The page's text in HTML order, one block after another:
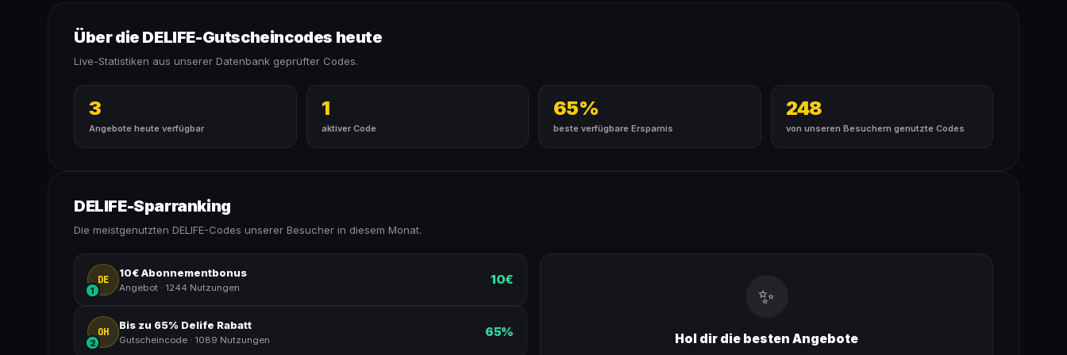
Über die DELIFE-Gutscheincodes heute
Live-Statistiken aus unserer Datenbank geprüfter Codes.
3
Angebote heute verfügbar
1
aktiver Code
65%
beste verfügbare Ersparnis
248
von unseren Besuchern genutzte Codes
DELIFE-Sparranking
Die meistgenutzten DELIFE-Codes unserer Besucher in diesem Monat.
DE
1
10€ Abonnementbonus
Angebot · 1244 Nutzungen
10€
OH
2
Bis zu 65% Delife Rabatt
Gutscheincode · 1089 Nutzungen
65%
✨
Hol dir die besten Angebote